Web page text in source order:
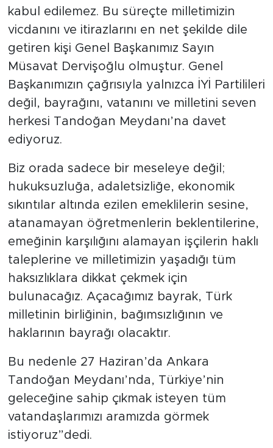
kabul edilemez. Bu süreçte milletimizin
vicdanını ve itirazlarını en net şekilde dile
getiren kişi Genel Başkanımız Sayın
Müsavat Dervişoğlu olmuştur. Genel
Başkanımızın çağrısıyla yalnızca İYİ Partilileri
değil, bayrağını, vatanını ve milletini seven
herkesi Tandoğan Meydanı’na davet
ediyoruz.
Biz orada sadece bir meseleye değil;
hukuksuzluğa, adaletsizliğe, ekonomik
sıkıntılar altında ezilen emeklilerin sesine,
atanamayan öğretmenlerin beklentilerine,
emeğinin karşılığını alamayan işçilerin haklı
taleplerine ve milletimizin yaşadığı tüm
haksızlıklara dikkat çekmek için
bulunacağız. Açacağımız bayrak, Türk
milletinin birliğinin, bağımsızlığının ve
haklarının bayrağı olacaktır.
Bu nedenle 27 Haziran’da Ankara
Tandoğan Meydanı’nda, Türkiye’nin
geleceğine sahip çıkmak isteyen tüm
vatandaşlarımızı aramızda görmek
istiyoruz”dedi.